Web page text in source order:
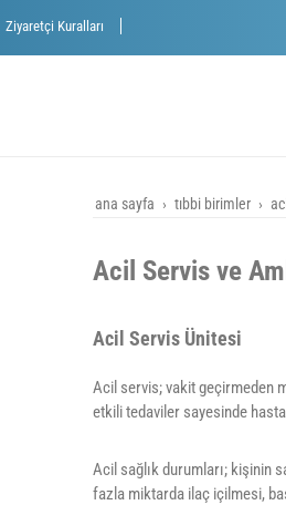
Ziyaretçi Kuralları
ana sayfa tıbbi birimler
Acil Servis ve
Acil Servis Ünitesi
Acil servis; vakit geçirmeden
etkili tedaviler sayesinde
Acil sağlık durumları; kişinin
fazla miktarda ilaç içilmesi,